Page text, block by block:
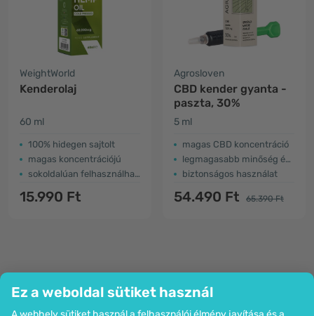
Ez a weboldal sütiket használ
WeightWorld
Kenderolaj
60 ml
100% hidegen sajtolt
magas koncentrációjú
sokoldalúan felhasználható
15.990 Ft
Agrosloven
CBD kender gyanta -
paszta, 30%
5 ml
magas CBD koncentráció
legmagasabb minőség és tisztaság
biztonságos használat
54.490 Ft 65.390 Ft